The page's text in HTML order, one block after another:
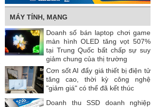
MÁY TÍNH, MẠNG
Doanh số bán laptop chơi game
màn hình OLED tăng vọt 507%
tại Trung Quốc bất chấp sự suy
giảm chung của thị trường
Cơn sốt AI đẩy giá thiết bị điện tử
tăng cao, thời kỳ công nghệ
"giảm giá" có thể đã kết thúc
Doanh thu SSD doanh nghiệp